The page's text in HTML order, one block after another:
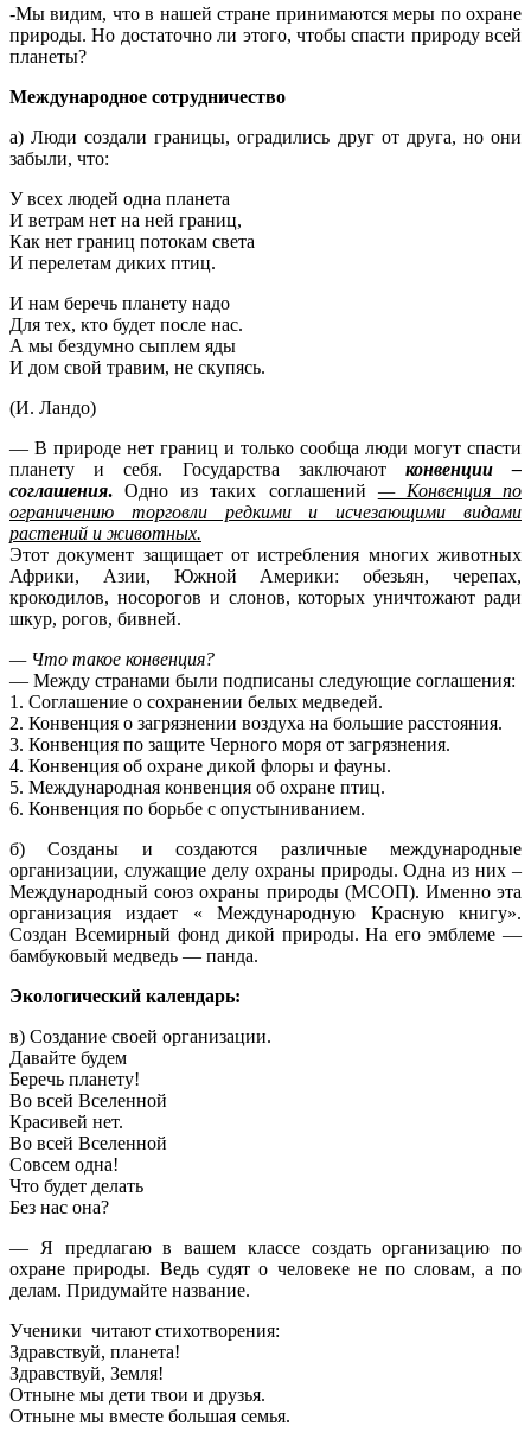
-Мы видим, что в нашей стране принимаются меры по охране
природы. Но достаточно ли этого, чтобы спасти природу всей
планеты?
Международное сотрудничество
а) Люди создали границы, оградились друг от друга, но они
забыли, что:
У всех людей одна планета
И ветрам нет на ней границ,
Как нет границ потокам света
И перелетам диких птиц.
И нам беречь планету надо
Для тех, кто будет после нас.
А мы бездумно сыплем яды
И дом свой травим, не скупясь.
(И. Ландо)
— В природе нет границ и только сообща люди могут спасти
планету и себя. Государства заключают конвенции –
соглашения. Одно из таких соглашений — Конвенция по
ограничению торговли редкими и исчезающими видами
растений и животных.
Этот документ защищает от истребления многих животных
Африки, Азии, Южной Америки: обезьян, черепах,
крокодилов, носорогов и слонов, которых уничтожают ради
шкур, рогов, бивней.
— Что такое конвенция?
— Между странами были подписаны следующие соглашения:
1. Соглашение о сохранении белых медведей.
2. Конвенция о загрязнении воздуха на большие расстояния.
3. Конвенция по защите Черного моря от загрязнения.
4. Конвенция об охране дикой флоры и фауны.
5. Международная конвенция об охране птиц.
6. Конвенция по борьбе с опустыниванием.
б) Созданы и создаются различные международные
организации, служащие делу охраны природы. Одна из них –
Международный союз охраны природы (МСОП). Именно эта
организация издает « Международную Красную книгу».
Создан Всемирный фонд дикой природы. На его эмблеме —
бамбуковый медведь — панда.
Экологический календарь:
в) Создание своей организации.
Давайте будем
Беречь планету!
Во всей Вселенной
Красивей нет.
Во всей Вселенной
Совсем одна!
Что будет делать
Без нас она?
— Я предлагаю в вашем классе создать организацию по
охране природы. Ведь судят о человеке не по словам, а по
делам. Придумайте название.
Ученики читают стихотворения:
Здравствуй, планета!
Здравствуй, Земля!
Отныне мы дети твои и друзья.
Отныне мы вместе большая семья.